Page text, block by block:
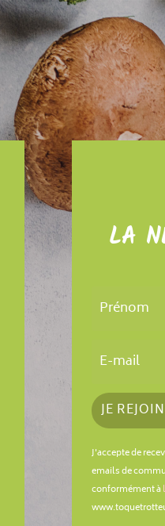
LA
JE
J'accepte de
emails de
conformément à